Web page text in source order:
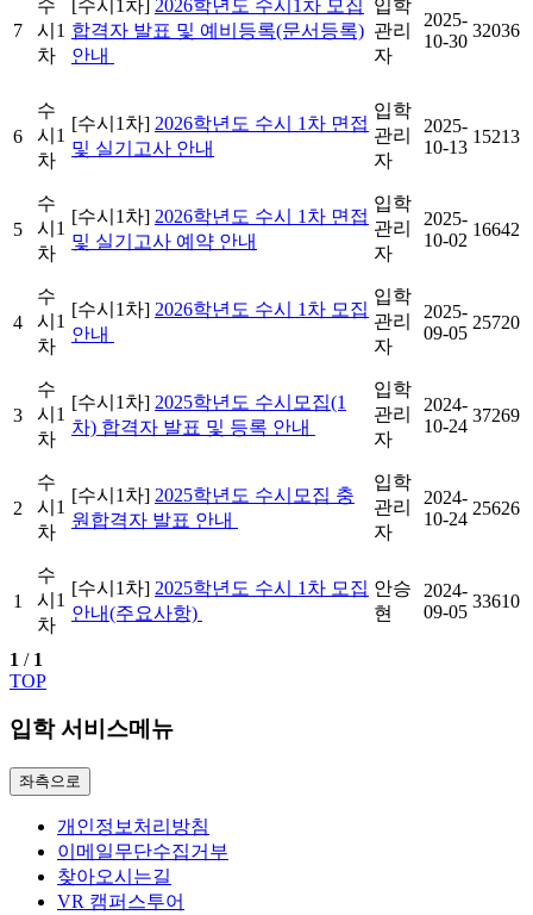
7
수
시1
차
[수시1차] 2026학년도 수시1차 모집
합격자 발표 및 예비등록(문서등록)
안내
입학
관리
자
2025-
10-30
32036
6
수
시1
차
[수시1차] 2026학년도 수시 1차 면접
및 실기고사 안내
입학
관리
자
2025-
10-13
15213
5
수
시1
차
[수시1차] 2026학년도 수시 1차 면접
및 실기고사 예약 안내
입학
관리
자
2025-
10-02
16642
4
수
시1
차
[수시1차] 2026학년도 수시 1차 모집
안내
입학
관리
자
2025-
09-05
25720
3
수
시1
차
[수시1차] 2025학년도 수시모집(1
차) 합격자 발표 및 등록 안내
입학
관리
자
2024-
10-24
37269
2
수
시1
차
[수시1차] 2025학년도 수시모집 충
원합격자 발표 안내
입학
관리
자
2024-
10-24
25626
1
수
시1
차
[수시1차] 2025학년도 수시 1차 모집
안내(주요사항)
안승
현
2024-
09-05
33610
1 / 1
TOP
입학 서비스메뉴
좌측으로
개인정보처리방침
이메일무단수집거부
찾아오시는길
VR 캠퍼스투어